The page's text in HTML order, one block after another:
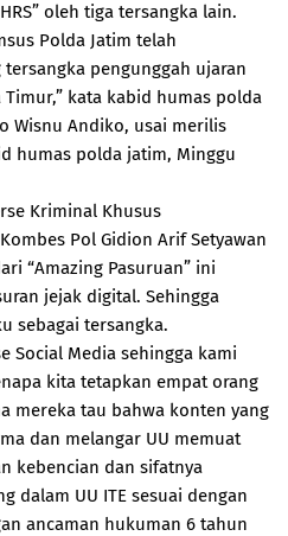
oleh tiga tersangka lain.
Polda Jatim telah
pengunggah ujaran
kata kabid humas polda
Wisnu Andiko, usai merilis
humas polda jatim, Minggu
Kriminal Khusus
Pol Gidion Arif Setyawan
“Amazing Pasuruan” ini
jejak digital. Sehingga
sebagai tersangka.
Social Media sehingga kami
kita tetapkan empat orang
mereka tau bahwa konten yang
dan melangar UU memuat
kebencian dan sifatnya
dalam UU ITE sesuai dengan
ancaman hukuman 6 tahun